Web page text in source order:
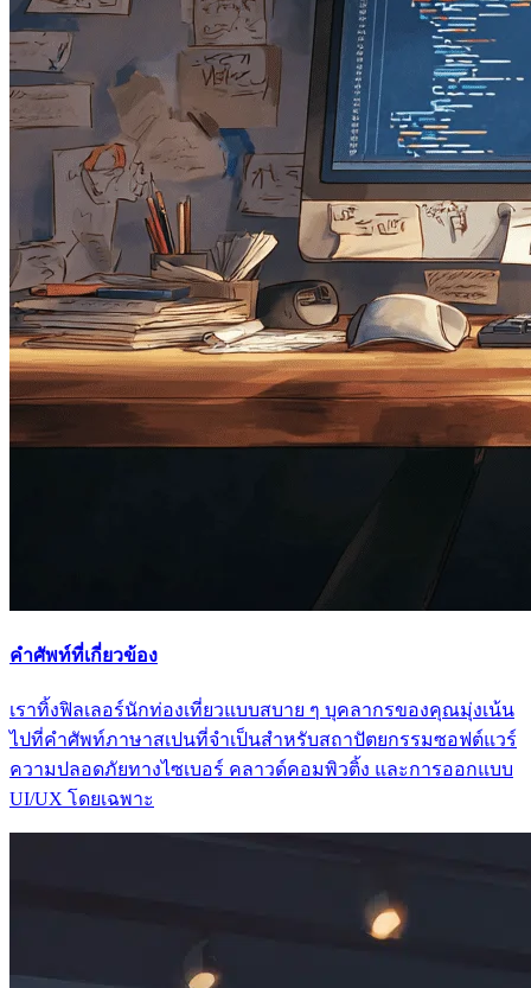
คําศัพท์ที่เกี่ยวข้อง
เราทิ้งฟิลเลอร์นักท่องเที่ยวแบบสบาย ๆ บุคลากรของคุณมุ่งเน้น
ไปที่คําศัพท์ภาษาสเปนที่จําเป็นสําหรับสถาปัตยกรรมซอฟต์แวร์
ความปลอดภัยทางไซเบอร์ คลาวด์คอมพิวติ้ง และการออกแบบ
UI/UX โดยเฉพาะ